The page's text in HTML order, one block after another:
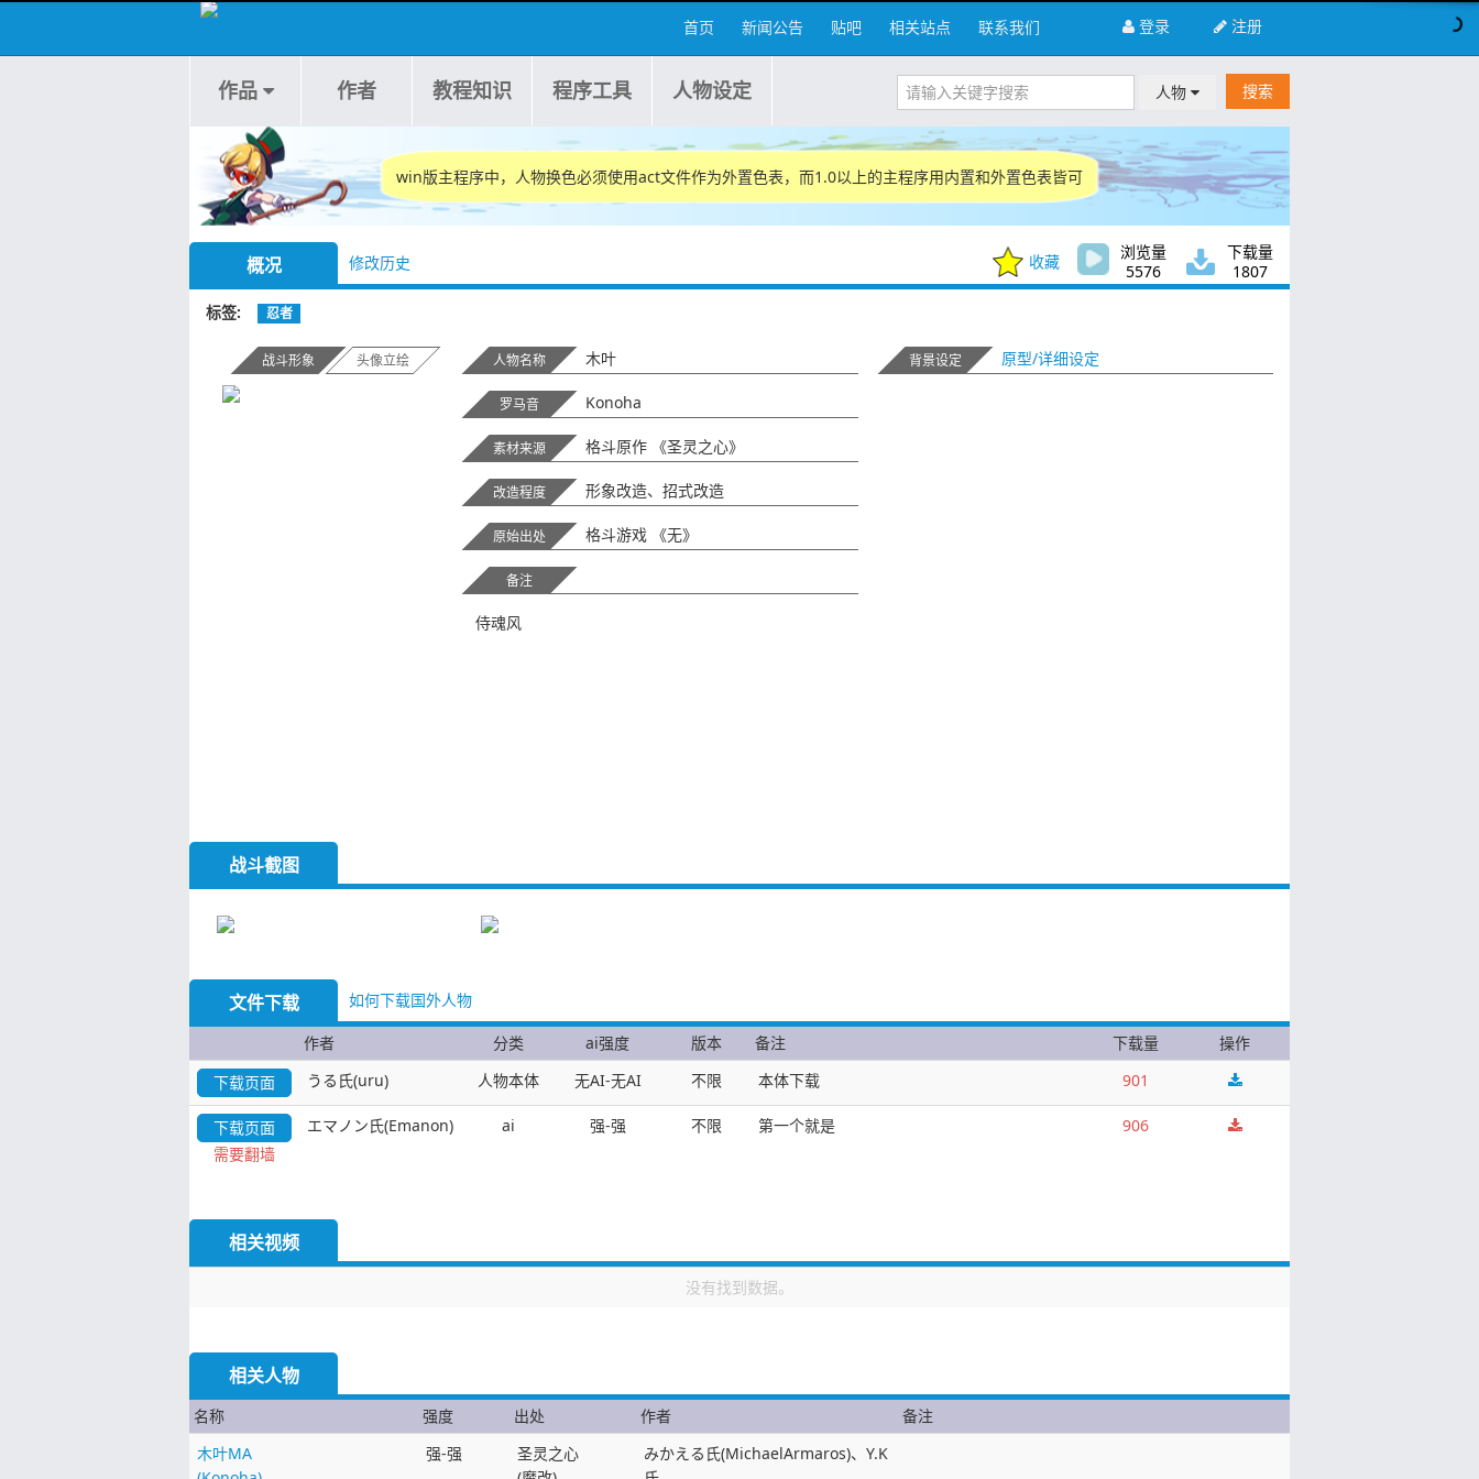
注册
登录
首页 新闻公告 贴吧 相关站点 联系我们
作品 作者 教程知识 程序工具 人物设定 人物 搜索
win版主程序中，人物换色必须使用act文件作为外置色表，而1.0以上的主程序用内置和外置色表皆可
概况 修改历史 收藏
浏览量
5576
下载量
1807
标签
忍者
战斗形象 头像立绘 人物名称 木叶
罗马音 Konoha
素材来源 格斗原作 《圣灵之心》
改造程度 形象改造、招式改造
原始出处 格斗游戏 《无》
备注
侍魂风
背景设定 原型/详细设定
战斗截图
文件下载 如何下载国外人物
作者 分类 ai强度 版本 备注 下载量
操作
下载页面
うる氏(uru) 人物本体 无AI-无AI 不限 本体下载 901
下载页面
需要翻墙
エマノン氏(Emanon) ai 强-强 不限 第一个就是 906
相关视频
没有找到数据。
相关人物
名称 强度 出处 作者
备注
木叶MA
强-强
圣灵之心
みかえる氏(MichaelArmaros)、Y.K